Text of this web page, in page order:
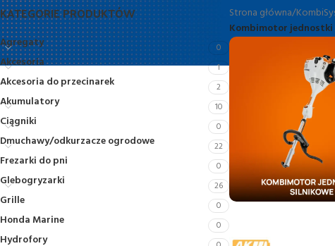
KATEGORIE PRODUKTÓW
Agregaty 0
Akcesoria 1
Akcesoria do przecinarek 2
Akumulatory 10
Ciągniki 0
Dmuchawy/odkurzacze ogrodowe 22
Frezarki do pni 0
Glebogryzarki 26
Grille 0
Honda Marine 0
Hydrofory
Strona główna/
Kombimotor